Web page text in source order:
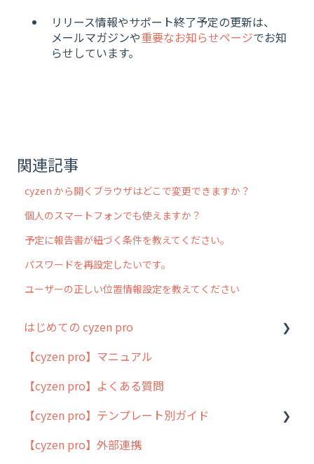
リリース情報やサポート終了予定の更新は、
メールマガジンや重要なお知らせページでお知
らせしています。
関連記事
cyzen から開くブラウザはどこで変更できますか？
個人のスマートフォンでも使えますか？
予定に報告書が紐づく条件を教えてください。
パスワードを再設定したいです。
ユーザーの正しい位置情報設定を教えてください
はじめての cyzen pro
cyzen pro とは？
簡易マニュアル
cyzen proの位置情報取得について
用語集
【cyzen pro】マニュアル
【cyzen pro】よくある質問
【cyzen pro】テンプレート別ガイド
ポスティング
【cyzen pro】外部連携